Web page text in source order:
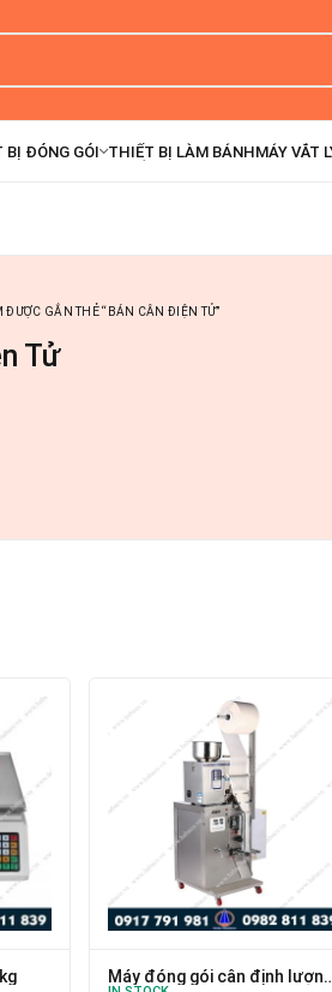
ĐƯỢC GẮN THẺ “BÁN CÂN ĐIỆN TỬ”
Tử
Máy đóng gói cân định